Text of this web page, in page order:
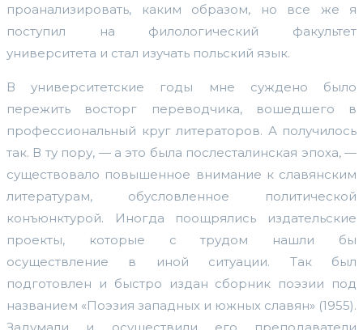
проанализировать, каким образом, но все же я
поступил на филологический факультет
университета и стал изучать польский язык.
В университетские годы мне суждено было
пережить восторг переводчика, вошедшего в
профессиональный круг литераторов. А получилось
так. В ту пору, — а это была послесталинская эпоха, —
существовало повышенное внимание к славянским
литературам, обусловленное политической
конъюнктурой. Иногда поощрялись издательские
проекты, которые с трудом нашли бы
осуществление в иной ситуации. Так был
подготовлен и быстро издан сборник поэзии под
названием «Поэзия западных и южных славян» (1955).
Задумали и осуществили его преподаватели